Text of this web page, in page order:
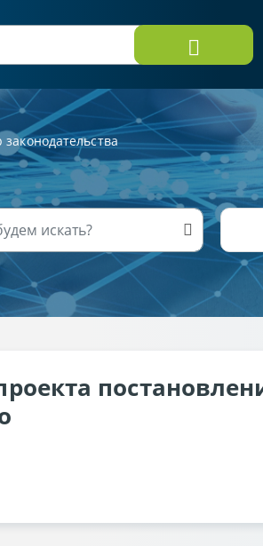
законодательства